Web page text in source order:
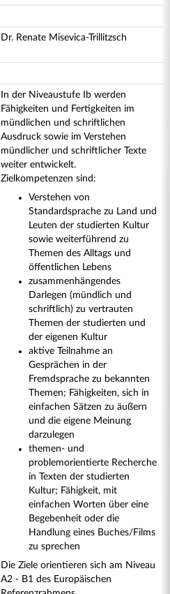
Dr. Renate Misevica-Trillitzsch
In der Niveaustufe Ib werden
Fähigkeiten und Fertigkeiten im
mündlichen und schriftlichen
Ausdruck sowie im Verstehen
mündlicher und schriftlicher Texte
weiter entwickelt.
Zielkompetenzen sind:
Verstehen von
Standardsprache zu Land und
Leuten der studierten Kultur
sowie weiterführend zu
Themen des Alltags und
öffentlichen Lebens
zusammenhängendes
Darlegen (mündlich und
schriftlich) zu vertrauten
Themen der studierten und
der eigenen Kultur
aktive Teilnahme an
Gesprächen in der
Fremdsprache zu bekannten
Themen; Fähigkeiten, sich in
einfachen Sätzen zu äußern
und die eigene Meinung
darzulegen
themen- und
problemorientierte Recherche
in Texten der studierten
Kultur; Fähigkeit, mit
einfachen Worten über eine
Begebenheit oder die
Handlung eines Buches/Films
zu sprechen
Die Ziele orientieren sich am Niveau
A2 - B1 des Europäischen